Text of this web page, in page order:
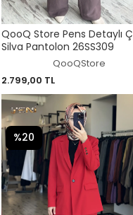
QooQ Store Pens Detaylı
Silva Pantolon 26SS309
QooQStore
2.799,00 TL
%20